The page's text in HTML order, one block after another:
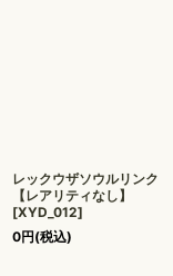
レックウザソウルリンク
【レアリティなし】
[XYD_012]
0円(税込)